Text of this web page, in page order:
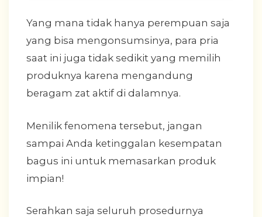
Yang mana tidak hanya perempuan saja
yang bisa mengonsumsinya, para pria
saat ini juga tidak sedikit yang memilih
produknya karena mengandung
beragam zat aktif di dalamnya.
Menilik fenomena tersebut, jangan
sampai Anda ketinggalan kesempatan
bagus ini untuk memasarkan produk
impian!
Serahkan saja seluruh prosedurnya